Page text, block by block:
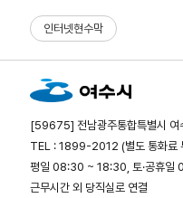
인터넷현수막
[59675] 전남광주통합특별시 여
TEL : 1899-2012 (별도 통화
평일 08:30 ~ 18:30, 토·공휴
근무시간 외 당직실로 연결